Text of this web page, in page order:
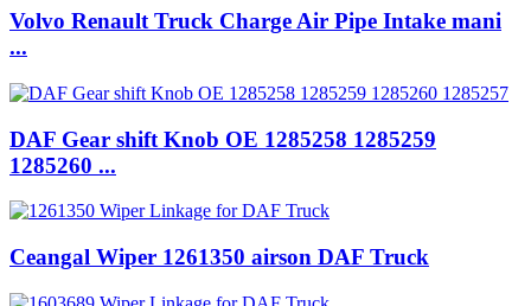
Volvo Renault Truck Charge Air Pipe Intake mani
...
DAF Gear shift Knob OE 1285258 1285259
1285260 ...
Ceangal Wiper 1261350 airson DAF Truck